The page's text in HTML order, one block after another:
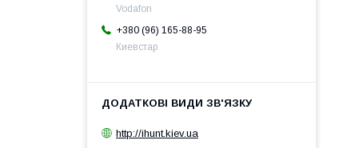
Vodafon
+380 (96) 165-88-95
Киевстар
http://ihunt.kiev.ua